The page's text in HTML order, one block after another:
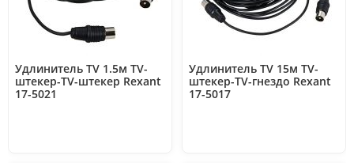
Удлинитель TV 1.5м TV-
штекер-TV-штекер Rexant
17-5021
Удлинитель TV 15м TV-
штекер-TV-гнездо Rexant
17-5017